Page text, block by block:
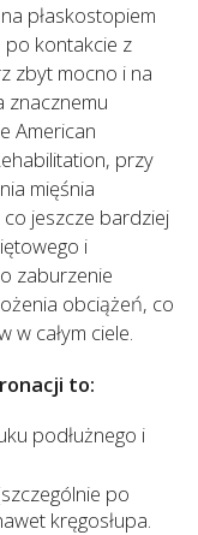
płaskostopiem
kontakcie z
zbyt mocno i na
znacznemu
American
przy
mięśnia
co jeszcze bardziej
i
zaburzenie
obciążeń, co
całym ciele.
to:
podłużnego i
po
kręgosłupa.